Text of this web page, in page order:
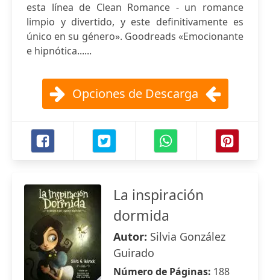
esta línea de Clean Romance - un romance
limpio y divertido, y este definitivamente es
único en su género». Goodreads «Emocionante
e hipnótica......
Opciones de Descarga
La inspiración
dormida
Autor: Silvia González
Guirado
Número de Páginas: 188